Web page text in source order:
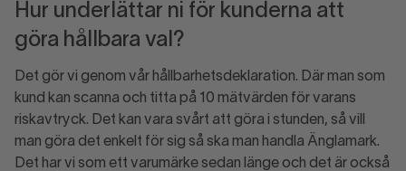
Hur underlättar ni för kunderna att
göra hållbara val?
Det gör vi genom vår hållbarhetsdeklaration. Där man som
kund kan scanna och titta på 10 mätvärden för varans
riskavtryck. Det kan vara svårt att göra i stunden, så vill
man göra det enkelt för sig så ska man handla Änglamark.
Det har vi som ett varumärke sedan länge och det är också